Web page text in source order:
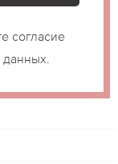
согласие
данных.